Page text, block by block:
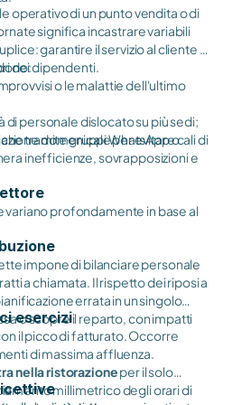
operativo di un punto vendita o di
significa incastrare variabili
garantire il servizio al cliente e
dei dipendenti.
o le malattie dell'ultimo
di personale dislocato su più sedi;
domenicale per evitare cali di
tramite gruppi WhatsApp o
inefficienze, sovrapposizioni e
variano profondamente in base al
impone di bilanciare personale
a chiamata. Il rispetto dei riposi a
errata in un singolo
o scopre il reparto, con impatti
esercizi
il picco di fatturato. Occorre
di massima affluenza.
nella ristorazioneper il solo
millimetrico degli orari di